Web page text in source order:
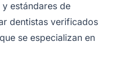
estándares de
dentistas verificados
se especializan en